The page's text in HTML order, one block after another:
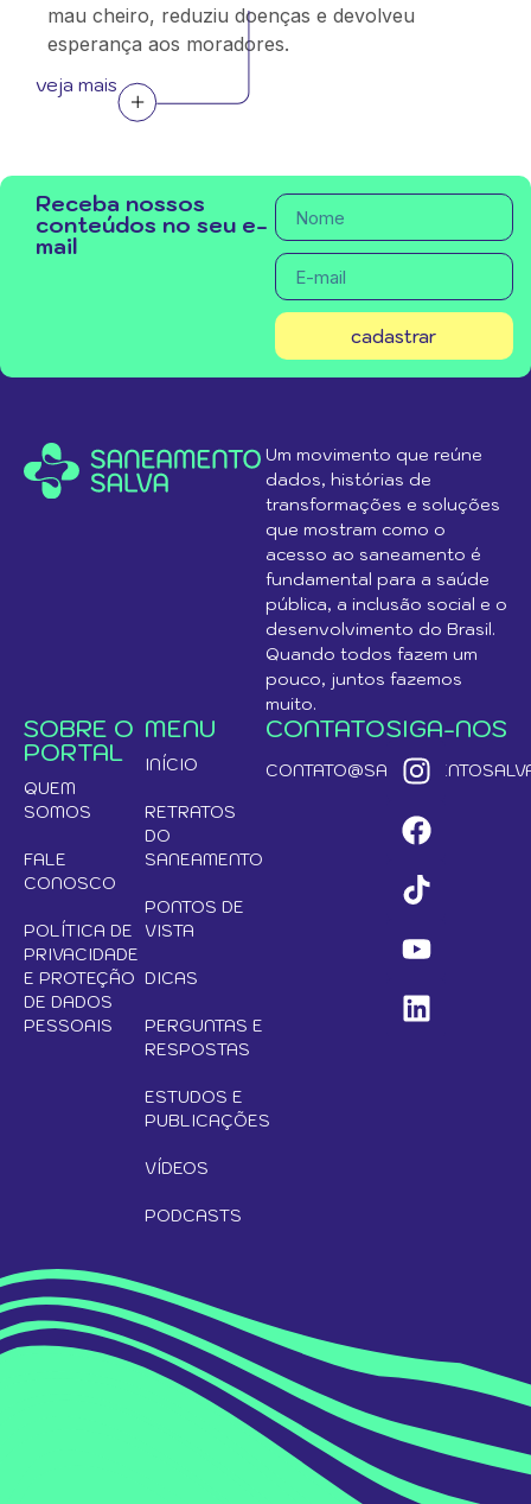
mau cheiro, reduziu doenças e devolveu
esperança aos moradores.
veja mais
Receba nossos
conteúdos no seu e-
mail
cadastrar
Um movimento que reúne
dados, histórias de
transformações e soluções
que mostram como o
acesso ao saneamento é
fundamental para a saúde
pública, a inclusão social e o
desenvolvimento do Brasil.
Quando todos fazem um
pouco, juntos fazemos
muito.
SOBRE O
PORTAL
QUEM
SOMOS
FALE
CONOSCO
POLÍTICA DE
PRIVACIDADE
E PROTEÇÃO
DE DADOS
PESSOAIS
MENU
INÍCIO
RETRATOS
DO
SANEAMENTO
PONTOS DE
VISTA
DICAS
PERGUNTAS E
RESPOSTAS
ESTUDOS E
PUBLICAÇÕES
VÍDEOS
PODCASTS
CONTATOSIGA-NOS